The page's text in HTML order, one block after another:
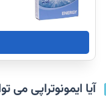
آیا ایمونوتراپی می